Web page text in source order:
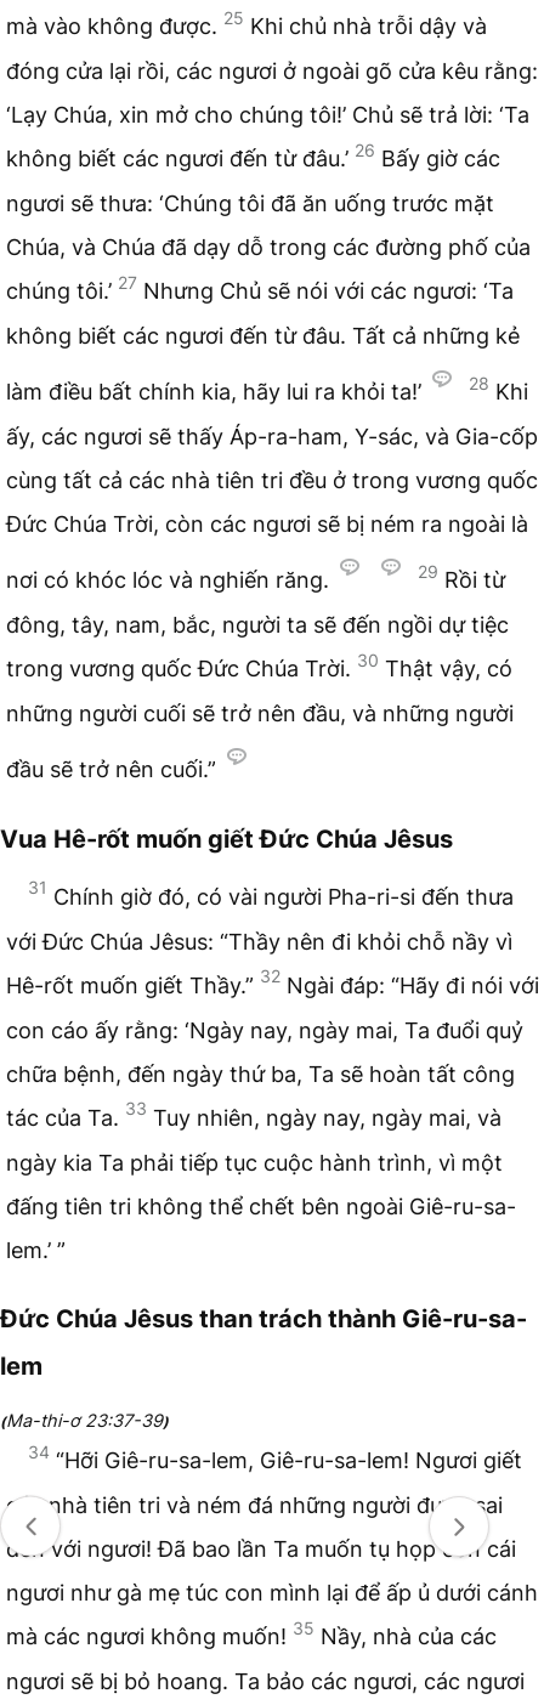
mà vào không được. 25 Khi chủ nhà trỗi dậy và
đóng cửa lại rồi, các ngươi ở ngoài gõ cửa kêu rằng:
‘Lạy Chúa, xin mở cho chúng tôi!’ Chủ sẽ trả lời: ‘Ta
không biết các ngươi đến từ đâu.’ 26 Bấy giờ các
ngươi sẽ thưa: ‘Chúng tôi đã ăn uống trước mặt
Chúa, và Chúa đã dạy dỗ trong các đường phố của
chúng tôi.’ 27 Nhưng Chủ sẽ nói với các ngươi: ‘Ta
không biết các ngươi đến từ đâu. Tất cả những kẻ
làm điều bất chính kia, hãy lui ra khỏi ta!’ 28 Khi
ấy, các ngươi sẽ thấy Áp-ra-ham, Y-sác, và Gia-cốp
cùng tất cả các nhà tiên tri đều ở trong vương quốc
Đức Chúa Trời, còn các ngươi sẽ bị ném ra ngoài là
nơi có khóc lóc và nghiến răng. 29 Rồi từ
đông, tây, nam, bắc, người ta sẽ đến ngồi dự tiệc
trong vương quốc Đức Chúa Trời. 30 Thật vậy, có
những người cuối sẽ trở nên đầu, và những người
đầu sẽ trở nên cuối.”
Vua Hê-rốt muốn giết Đức Chúa Jêsus
31 Chính giờ đó, có vài người Pha-ri-si đến thưa
với Đức Chúa Jêsus: “Thầy nên đi khỏi chỗ nầy vì
Hê-rốt muốn giết Thầy.” 32 Ngài đáp: “Hãy đi nói với
con cáo ấy rằng: ‘Ngày nay, ngày mai, Ta đuổi quỷ
chữa bệnh, đến ngày thứ ba, Ta sẽ hoàn tất công
tác của Ta. 33 Tuy nhiên, ngày nay, ngày mai, và
ngày kia Ta phải tiếp tục cuộc hành trình, vì một
đấng tiên tri không thể chết bên ngoài Giê-ru-sa-
lem.’ ”
Đức Chúa Jêsus than trách thành Giê-ru-sa-
lem
(Ma-thi-ơ 23:37-39)
34 “Hỡi Giê-ru-sa-lem, Giê-ru-sa-lem! Ngươi giết
các nhà tiên tri và ném đá những người được sai
đến với ngươi! Đã bao lần Ta muốn tụ họp con cái
ngươi như gà mẹ túc con mình lại để ấp ủ dưới cánh
mà các ngươi không muốn! 35 Nầy, nhà của các
ngươi sẽ bị bỏ hoang. Ta bảo các ngươi, các ngươi